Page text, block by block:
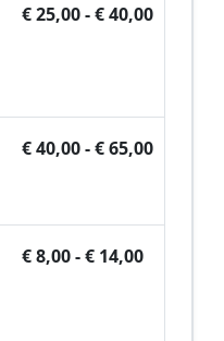
€ 25,00 - € 40,00
€ 40,00 - € 65,00
€ 8,00 - € 14,00